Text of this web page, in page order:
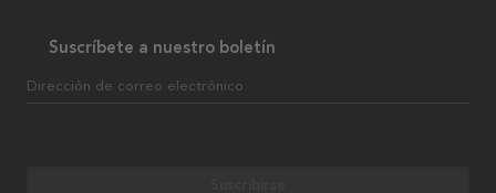
Suscríbete a nuestro boletín
Dirección de correo electrónico